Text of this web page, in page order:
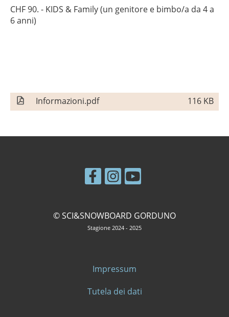
CHF 90. - KIDS & Family (un genitore e bimbo/a da 4 a
6 anni)
Informazioni.pdf 116 KB
© SCI&SNOWBOARD GORDUNO
Stagione 2024 - 2025
Impressum
Tutela dei dati